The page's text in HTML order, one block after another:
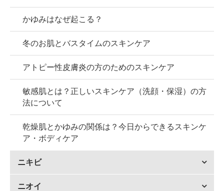
かゆみはなぜ起こる？
冬のお肌とバスタイムのスキンケア
アトピー性皮膚炎の方のためのスキンケア
敏感肌とは？正しいスキンケア（洗顔・保湿）の方
法について
乾燥肌とかゆみの関係は？今日からできるスキンケ
ア・ボディケア
ニキビ
ニオイ